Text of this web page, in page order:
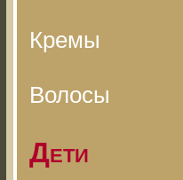
Кремы
Волосы
Дети